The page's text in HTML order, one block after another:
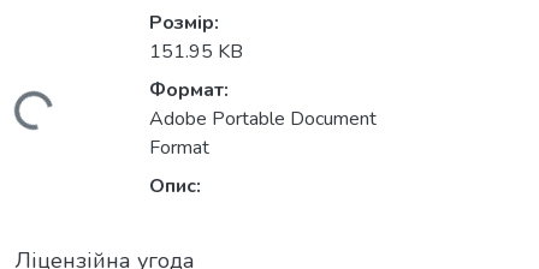
Розмір:
151.95 KB
Формат:
Adobe Portable Document
Format
Опис:
Ліцензійна угода